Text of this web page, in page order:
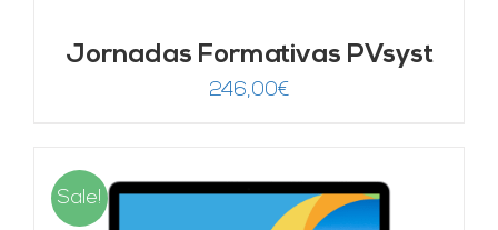
Jornadas Formativas PVsyst
246,00€
Sale!